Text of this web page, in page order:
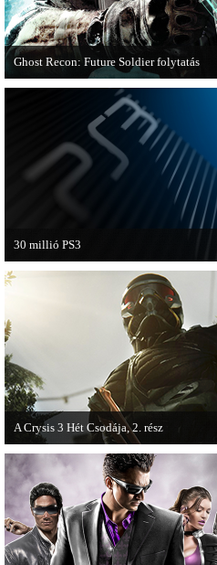
Ghost Recon: Future Soldier folytatás
Több jel is utal arra, hogy készülőben
30 millió PS3
A PAL régióban a PS3 átlépte a 30
milliós eladott darabszámot.
A Crysis 3 Hét Csodája, 2. rész
Megjelent a Crysis 3 videosorozat